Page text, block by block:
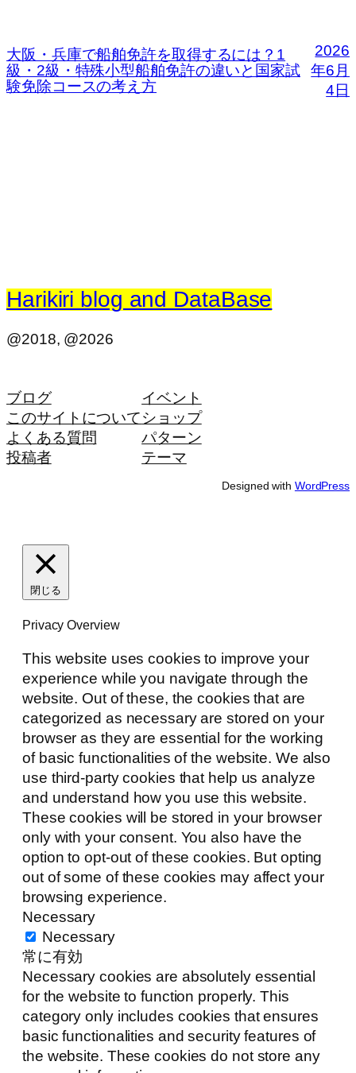
大阪・兵庫で船舶免許を取得するには？1
級・2級・特殊小型船舶免許の違いと国家試
験免除コースの考え方
2026
年6月
4日
Harikiri blog and DataBase
@2018, @2026
ブログ
このサイトについて
よくある質問
投稿者
イベント
ショップ
パターン
テーマ
Designed with WordPress
閉じる
Privacy Overview
This website uses cookies to improve your
experience while you navigate through the
website. Out of these, the cookies that are
categorized as necessary are stored on your
browser as they are essential for the working
of basic functionalities of the website. We also
use third-party cookies that help us analyze
and understand how you use this website.
These cookies will be stored in your browser
only with your consent. You also have the
option to opt-out of these cookies. But opting
out of some of these cookies may affect your
browsing experience.
Necessary
Necessary
常に有効
Necessary cookies are absolutely essential
for the website to function properly. This
category only includes cookies that ensures
basic functionalities and security features of
the website. These cookies do not store any